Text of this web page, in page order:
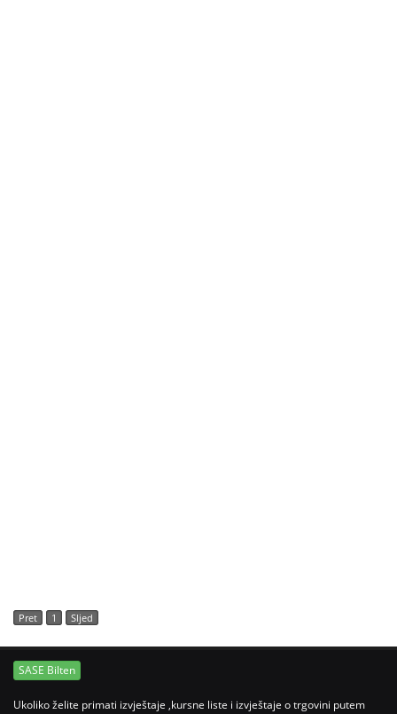
Pret 1 Sljed
SASE Bilten
Ukoliko želite primati izvještaje ,kursne liste i izvještaje o trgovini putem